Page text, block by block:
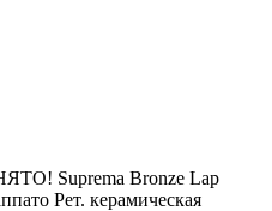
Suprema Bronze Lap
Рет. керамическая